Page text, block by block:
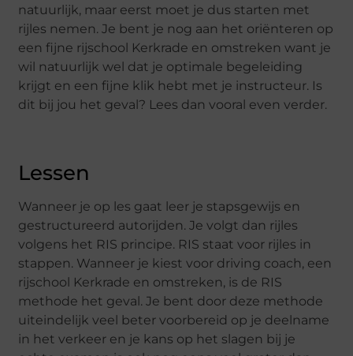
natuurlijk, maar eerst moet je dus starten met
rijles nemen. Je bent je nog aan het oriënteren op
een fijne rijschool Kerkrade en omstreken want je
wil natuurlijk wel dat je optimale begeleiding
krijgt en een fijne klik hebt met je instructeur. Is
dit bij jou het geval? Lees dan vooral even verder.
Lessen
Wanneer je op les gaat leer je stapsgewijs en
gestructureerd autorijden. Je volgt dan rijles
volgens het RIS principe. RIS staat voor rijles in
stappen. Wanneer je kiest voor driving coach, een
rijschool Kerkrade en omstreken, is de RIS
methode het geval. Je bent door deze methode
uiteindelijk veel beter voorbereid op je deelname
in het verkeer en je kans op het slagen bij je